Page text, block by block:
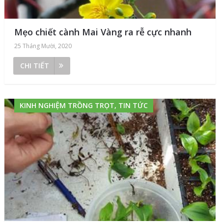
Mẹo chiết cành Mai Vàng ra rễ cực nhanh
25 Tháng Mười, 2020
CHI TIẾT
KINH NGHIỆM TRỒNG TRỌT, TIN TỨC